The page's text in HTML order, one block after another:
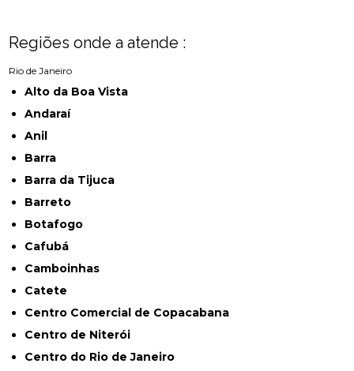
Regiões onde a atende :
Rio de Janeiro
Alto da Boa Vista
Andaraí
Anil
Barra
Barra da Tijuca
Barreto
Botafogo
Cafubá
Camboinhas
Catete
Centro Comercial de Copacabana
Centro de Niterói
Centro do Rio de Janeiro